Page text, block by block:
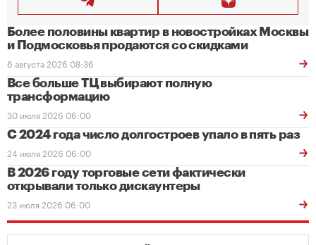
Более половины квартир в новостройках Москвы
и Подмосковья продаются со скидками
6 августа 2026 08:36
Все больше ТЦ выбирают полную
трансформацию
30 июля 2026 06:00
С 2024 года число долгостроев упало в пять раз
24 июля 2026 06:00
В 2026 году торговые сети фактически
открывали только дискаунтеры
23 июля 2026 06:00